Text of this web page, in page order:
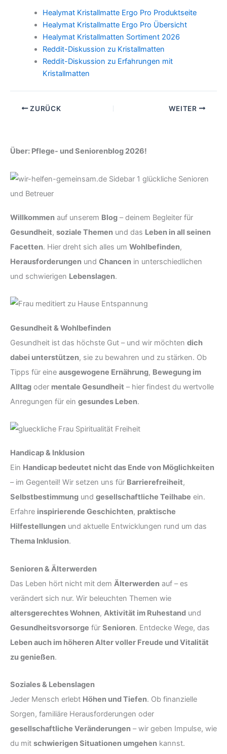
Healymat Kristallmatte Ergo Pro Produktseite
Healymat Kristallmatte Ergo Pro Übersicht
Healymat Kristallmatten Sortiment 2026
Reddit-Diskussion zu Kristallmatten
Reddit-Diskussion zu Erfahrungen mit
Kristallmatten
ZURÜCK WEITER
Über: Pflege- und Seniorenblog 2026!
Willkommen auf unserem Blog – deinem Begleiter für
Gesundheit, soziale Themen und das Leben in all seinen
Facetten. Hier dreht sich alles um Wohlbefinden,
Herausforderungen und Chancen in unterschiedlichen
und schwierigen Lebenslagen.
Gesundheit & Wohlbefinden
Gesundheit ist das höchste Gut – und wir möchten dich
dabei unterstützen, sie zu bewahren und zu stärken. Ob
Tipps für eine ausgewogene Ernährung, Bewegung im
Alltag oder mentale Gesundheit – hier findest du wertvolle
Anregungen für ein gesundes Leben.
Handicap & Inklusion
Ein Handicap bedeutet nicht das Ende von Möglichkeiten
– im Gegenteil! Wir setzen uns für Barrierefreiheit,
Selbstbestimmung und gesellschaftliche Teilhabe ein.
Erfahre inspirierende Geschichten, praktische
Hilfestellungen und aktuelle Entwicklungen rund um das
Thema Inklusion.
Senioren & Älterwerden
Das Leben hört nicht mit dem Älterwerden auf – es
verändert sich nur. Wir beleuchten Themen wie
altersgerechtes Wohnen, Aktivität im Ruhestand und
Gesundheitsvorsorge für Senioren. Entdecke Wege, das
Leben auch im höheren Alter voller Freude und Vitalität
zu genießen.
Soziales & Lebenslagen
Jeder Mensch erlebt Höhen und Tiefen. Ob finanzielle
Sorgen, familiäre Herausforderungen oder
gesellschaftliche Veränderungen – wir geben Impulse, wie
du mit schwierigen Situationen umgehen kannst.